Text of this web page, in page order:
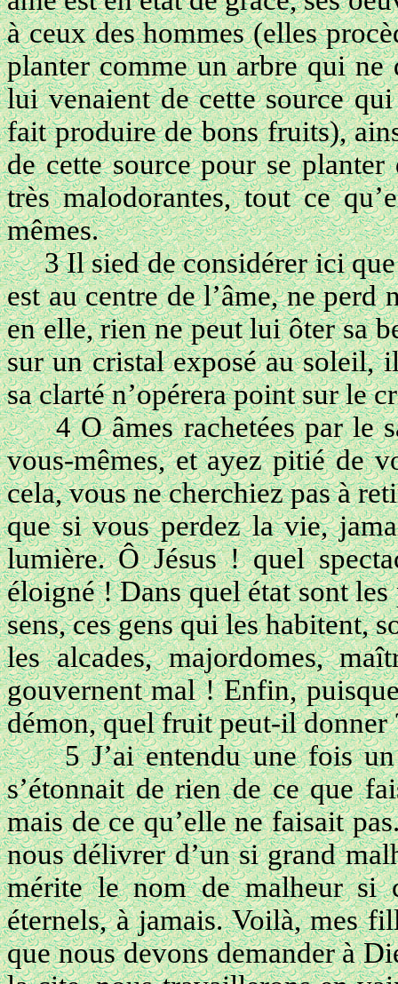
à ceux des hommes (elles
planter comme un arbre qui
lui venaient de cette source
fait produire de bons fruits),
de cette source pour se
très malodorantes, tout ce
mêmes.
3 Il sied de considérer ici
est au centre de l’âme, ne
en elle, rien ne peut lui ôter sa
sur un cristal exposé au soleil,
sa clarté n’opérera point sur le
4 O âmes rachetées par le
vous-mêmes, et ayez pitié de
cela, vous ne cherchiez pas à
que si vous perdez la vie,
lumière. Ô Jésus ! quel
éloigné ! Dans quel état sont
sens, ces gens qui les habitent,
les alcades, majordomes,
gouvernent mal ! Enfin,
démon, quel fruit peut-il donner
5 J’ai entendu une fois
s’étonnait de rien de ce que
mais de ce qu’elle ne faisait
nous délivrer d’un si grand
mérite le nom de malheur si
éternels, à jamais. Voilà, mes
que nous devons demander à